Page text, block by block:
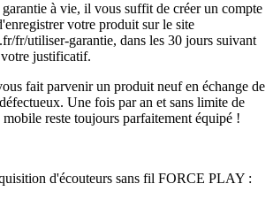
à vie, il vous suffit de créer un compte
votre produit sur le site
fr/utiliser-garantie, dans les 30 jours suivant
justificatif.
fait parvenir un produit neuf en échange de
Une fois par an et sans limite de
reste toujours parfaitement équipé !
d'écouteurs sans fil FORCE PLAY :